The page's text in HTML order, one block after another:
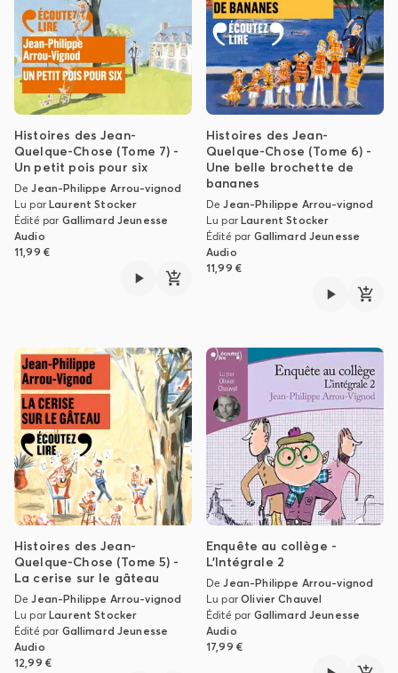
Histoires des Jean-
Quelque-Chose (Tome 7) -
Un petit pois pour six
DeJean-Philippe Arrou-vignod
Lu parLaurent Stocker
Édité par Gallimard Jeunesse
Audio
11,99 €
Histoires des Jean-
Quelque-Chose (Tome 6) -
Une belle brochette de
bananes
DeJean-Philippe Arrou-vignod
Lu parLaurent Stocker
Édité par Gallimard Jeunesse
Audio
11,99 €
Histoires des Jean-
Quelque-Chose (Tome 5) -
La cerise sur le gâteau
DeJean-Philippe Arrou-vignod
Lu parLaurent Stocker
Édité par Gallimard Jeunesse
Audio
12,99 €
Enquête au collège -
L'Intégrale 2
DeJean-Philippe Arrou-vignod
Lu parOlivier Chauvel
Édité par Gallimard Jeunesse
Audio
17,99 €